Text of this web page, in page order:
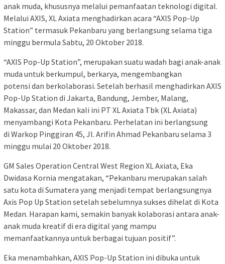
anak muda, khususnya melalui pemanfaatan teknologi digital.
Melalui AXIS, XL Axiata menghadirkan acara “AXIS Pop-Up
Station” termasuk Pekanbaru yang berlangsung selama tiga
minggu bermula Sabtu, 20 Oktober 2018.
“AXIS Pop-Up Station”, merupakan suatu wadah bagi anak-anak
muda untuk berkumpul, berkarya, mengembangkan
potensi dan berkolaborasi. Setelah berhasil menghadirkan AXIS
Pop-Up Station di Jakarta, Bandung, Jember, Malang,
Makassar, dan Medan kali ini PT XL Axiata Tbk (XL Axiata)
menyambangi Kota Pekanbaru. Perhelatan ini berlangsung
di Warkop Pinggiran 45, Jl. Arifin Ahmad Pekanbaru selama 3
minggu mulai 20 Oktober 2018.
GM Sales Operation Central West Region XL Axiata, Eka
Dwidasa Kornia mengatakan, “Pekanbaru merupakan salah
satu kota di Sumatera yang menjadi tempat berlangsungnya
Axis Pop Up Station setelah sebelumnya sukses dihelat di Kota
Medan. Harapan kami, semakin banyak kolaborasi antara anak-
anak muda kreatif di era digital yang mampu
memanfaatkannya untuk berbagai tujuan positif”.
Eka menambahkan, AXIS Pop-Up Station ini dibuka untuk